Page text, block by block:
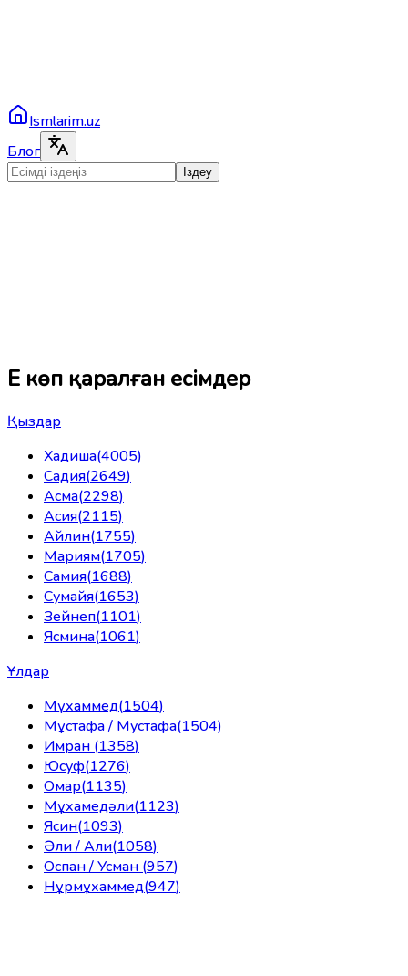
Ismlarim.uz
Блог
Іздеу
Ең көп қаралған есімдер
Қыздар
Хадиша(4005)
Садия(2649)
Асма(2298)
Асия(2115)
Айлин(1755)
Мариям(1705)
Самия(1688)
Сумайя(1653)
Зейнеп(1101)
Ясмина(1061)
Ұлдар
Мұхаммед(1504)
Мұстафа / Мустафа(1504)
Имран (1358)
Юсуф(1276)
Омар(1135)
Мұхамедәли(1123)
Ясин(1093)
Әли / Али(1058)
Оспан / Усман (957)
Нұрмұхаммед(947)